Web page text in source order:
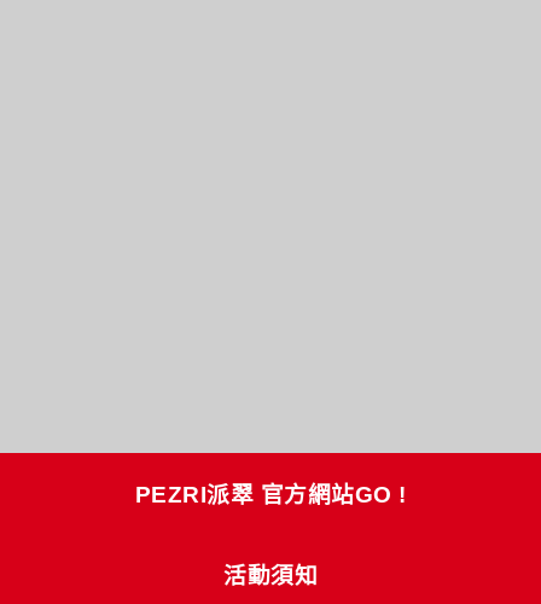
PEZRI派翠 官方網站GO !
活動須知